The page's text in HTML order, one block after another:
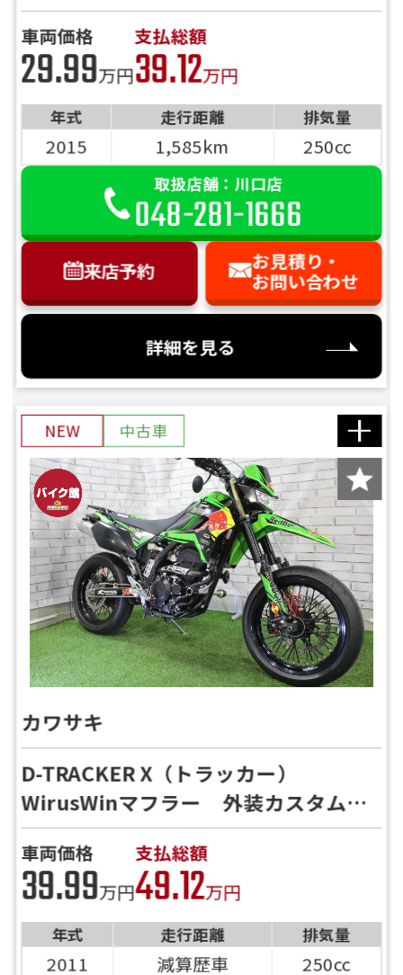
車両価格
29.99万円
支払総額
39.12万円
年式 走行距離 排気量
2015 1,585km 250cc
取扱店舗：川口店
048-281-1666
来店予約
お見積り・
お問い合わせ
詳細を見る
NEW 中古車
カワサキ
D-TRACKER X（トラッカー）
WirusWinマフラー 外装カスタム
ZETAナックルガード リアキャリ
ア スライダー ETC搭載 【HP見
た！で川口店限定特典有】
車両価格
39.99万円
支払総額
49.12万円
年式 走行距離 排気量
2011 減算歴車 250cc